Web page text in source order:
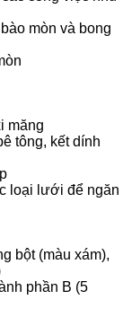
mòn và bong
măng
tông, kết dính
loại lưới để ngăn
bột (màu xám),
phần B (5